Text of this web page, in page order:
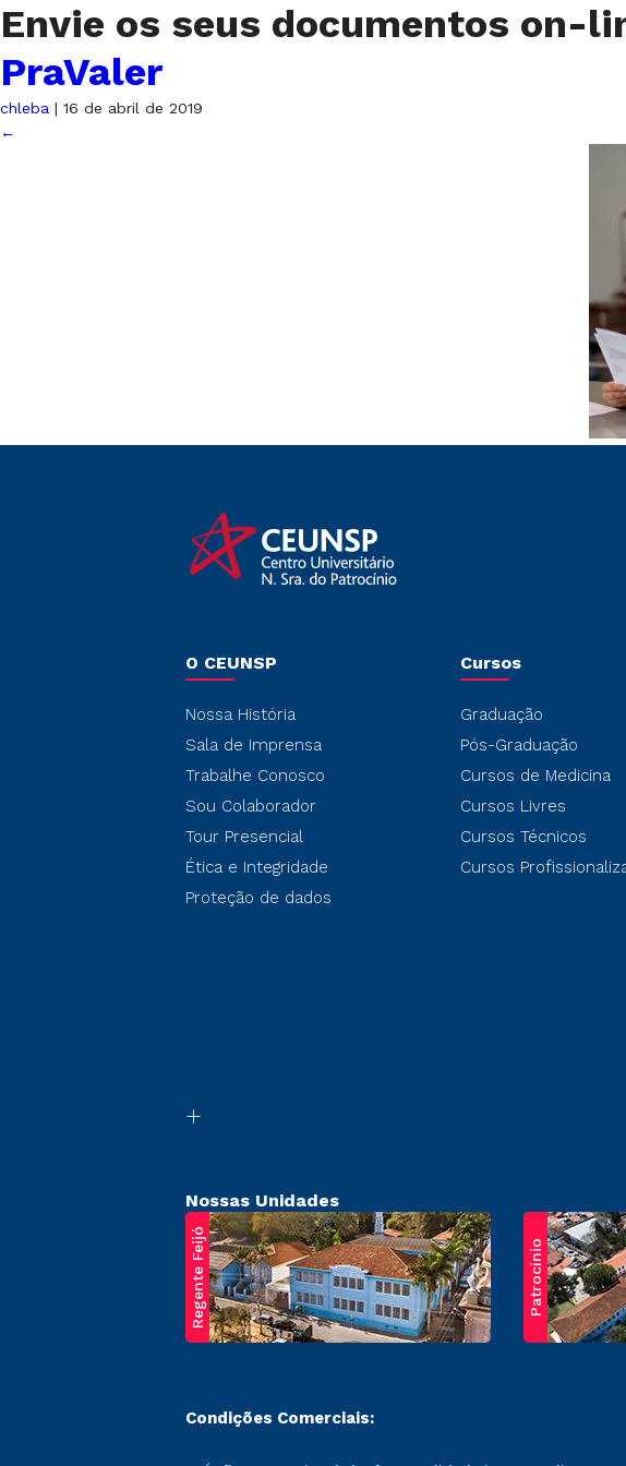
Envie os seus documentos on-
PraValer
chleba | 16 de abril de 2019
←
O CEUNSP
Nossa História
Sala de Imprensa
Trabalhe Conosco
Sou Colaborador
Tour Presencial
Ética e Integridade
Proteção de dados
Cursos
Graduação
Pós-Graduação
Cursos de Medicina
Cursos Livres
Cursos Técnicos
Cursos
Nossas Unidades
Regente Feijó Patrocínio
Condições Comerciais: